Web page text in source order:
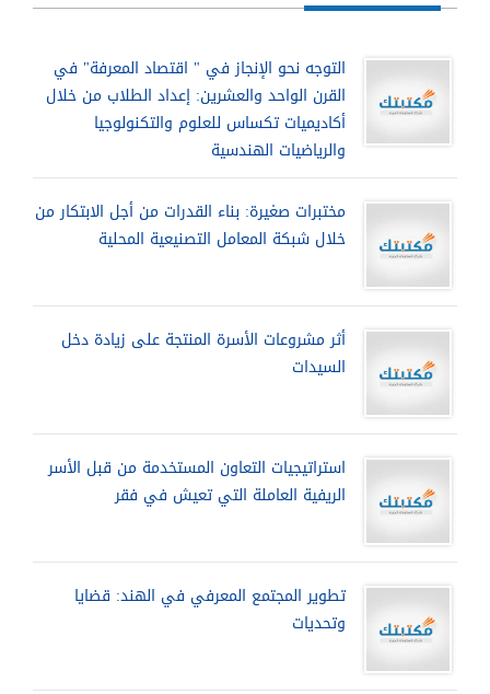
التوجه نحو الإنجاز في " اقتصاد المعرفة" في
القرن الواحد والعشرين: إعداد الطلاب من خلال
أكاديميات تكساس للعلوم والتكنولوجيا
والرياضيات الهندسية
مختبرات صغيرة: بناء القدرات من أجل الابتكار من
خلال شبكة المعامل التصنيعية المحلية
أثر مشروعات الأسرة المنتجة على زيادة دخل
السيدات
استراتيجيات التعاون المستخدمة من قبل الأسر
الريفية العاملة التي تعيش في فقر
تطوير المجتمع المعرفي في الهند: قضايا
وتحديات